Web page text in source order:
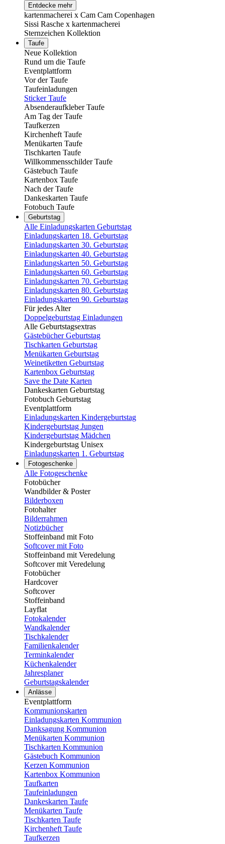
Entdecke mehr
kartenmacherei x Cam Cam Copenhagen
Sissi Rasche x kartenmacherei
Sternzeichen Kollektion
Taufe
Neue Kollektion
Rund um die Taufe
Eventplattform
Vor der Taufe
Taufeinladungen
Sticker Taufe
Absenderaufkleber Taufe
Am Tag der Taufe
Taufkerzen
Kirchenheft Taufe
Menükarten Taufe
Tischkarten Taufe
Willkommensschilder Taufe
Gästebuch Taufe
Kartenbox Taufe
Nach der Taufe
Dankeskarten Taufe
Fotobuch Taufe
Geburtstag
Alle Einladungskarten Geburtstag
Einladungskarten 18. Geburtstag
Einladungskarten 30. Geburtstag
Einladungskarten 40. Geburtstag
Einladungskarten 50. Geburtstag
Einladungskarten 60. Geburtstag
Einladungskarten 70. Geburtstag
Einladungskarten 80. Geburtstag
Einladungskarten 90. Geburtstag
Für jedes Alter
Doppelgeburtstag Einladungen
Alle Geburtstagsextras
Gästebücher Geburtstag
Tischkarten Geburtstag
Menükarten Geburtstag
Weinetiketten Geburtstag
Kartenbox Geburtstag
Save the Date Karten
Dankeskarten Geburtstag
Fotobuch Geburtstag
Eventplattform
Einladungskarten Kindergeburtstag
Kindergeburtstag Jungen
Kindergeburtstag Mädchen
Kindergeburtstag Unisex
Einladungskarten 1. Geburtstag
Fotogeschenke
Alle Fotogeschenke
Fotobücher
Wandbilder & Poster
Bilderboxen
Fotohalter
Bilderrahmen
Notizbücher
Stoffeinband mit Foto
Softcover mit Foto
Stoffeinband mit Veredelung
Softcover mit Veredelung
Fotobücher
Hardcover
Softcover
Stoffeinband
Layflat
Fotokalender
Wandkalender
Tischkalender
Familienkalender
Terminkalender
Küchenkalender
Jahresplaner
Geburtstagskalender
Anlässe
Eventplattform
Kommunionskarten
Einladungskarten Kommunion
Danksagung Kommunion
Menükarten Kommunion
Tischkarten Kommunion
Gästebuch Kommunion
Kerzen Kommunion
Kartenbox Kommunion
Taufkarten
Taufeinladungen
Dankeskarten Taufe
Menükarten Taufe
Tischkarten Taufe
Kirchenheft Taufe
Taufkerzen